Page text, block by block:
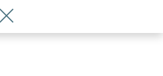
Wróć do artykułu Ale słodziaki! Kocie